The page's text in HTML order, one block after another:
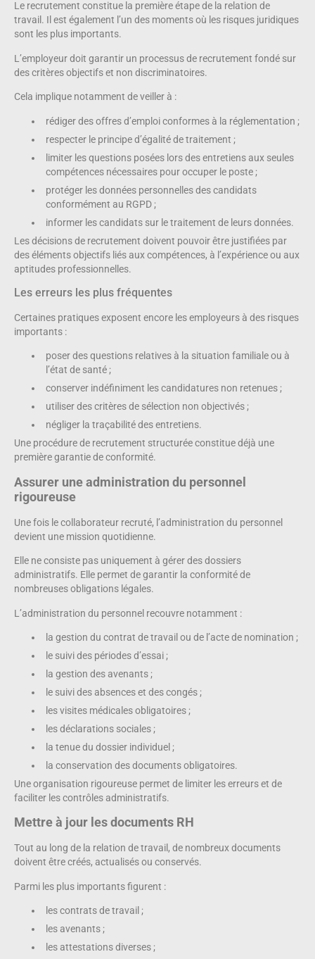
Le recrutement constitue la première étape de la relation de
travail. Il est également l’un des moments où les risques juridiques
sont les plus importants.
L’employeur doit garantir un processus de recrutement fondé sur
des critères objectifs et non discriminatoires.
Cela implique notamment de veiller à :
rédiger des offres d’emploi conformes à la réglementation ;
respecter le principe d’égalité de traitement ;
limiter les questions posées lors des entretiens aux seules
compétences nécessaires pour occuper le poste ;
protéger les données personnelles des candidats
conformément au RGPD ;
informer les candidats sur le traitement de leurs données.
Les décisions de recrutement doivent pouvoir être justifiées par
des éléments objectifs liés aux compétences, à l’expérience ou aux
aptitudes professionnelles.
Les erreurs les plus fréquentes
Certaines pratiques exposent encore les employeurs à des risques
importants :
poser des questions relatives à la situation familiale ou à
l’état de santé ;
conserver indéfiniment les candidatures non retenues ;
utiliser des critères de sélection non objectivés ;
négliger la traçabilité des entretiens.
Une procédure de recrutement structurée constitue déjà une
première garantie de conformité.
Assurer une administration du personnel
rigoureuse
Une fois le collaborateur recruté, l’administration du personnel
devient une mission quotidienne.
Elle ne consiste pas uniquement à gérer des dossiers
administratifs. Elle permet de garantir la conformité de
nombreuses obligations légales.
L’administration du personnel recouvre notamment :
la gestion du contrat de travail ou de l’acte de nomination ;
le suivi des périodes d’essai ;
la gestion des avenants ;
le suivi des absences et des congés ;
les visites médicales obligatoires ;
les déclarations sociales ;
la tenue du dossier individuel ;
la conservation des documents obligatoires.
Une organisation rigoureuse permet de limiter les erreurs et de
faciliter les contrôles administratifs.
Mettre à jour les documents RH
Tout au long de la relation de travail, de nombreux documents
doivent être créés, actualisés ou conservés.
Parmi les plus importants figurent :
les contrats de travail ;
les avenants ;
les attestations diverses ;